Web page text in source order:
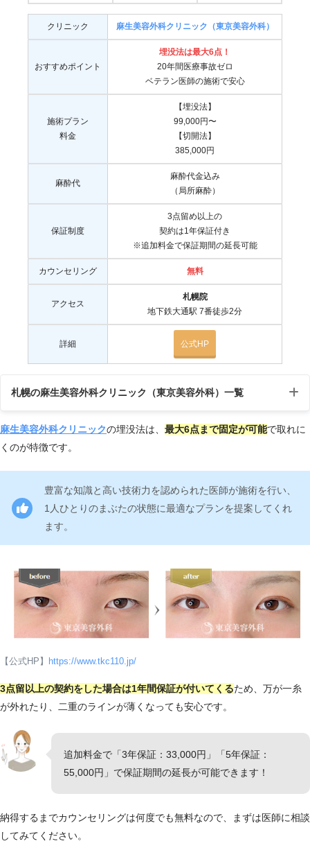
クリニック 麻生美容外科クリニック（東京美容外科）
おすすめポイント
埋没法は最大6点！
20年間医療事故ゼロ
ベテラン医師の施術で安心
施術プラン
料金
【埋没法】
99,000円〜
【切開法】
385,000円
麻酔代
麻酔代金込み
（局所麻酔）
保証制度
3点留め以上の
契約は1年保証付き
※追加料金で保証期間の延長可能
カウンセリング 無料
アクセス
札幌院
地下鉄大通駅 7番徒歩2分
詳細 公式HP
札幌の麻生美容外科クリニック（東京美容外科）一覧
店
舗
アクセ
受付
〒060-0001北海道札幌市中央
区北1条西2-1 札幌時計台ビル2
階
地下鉄
大通駅
10:00
～19:
麻生美容外科クリニックの埋没法は、 最大6点まで固定が可能で取れに
くのが特徴です。
豊富な知識と高い技術力を認められた医師が施術を行い、
1人ひとりのまぶたの状態に最適なプランを提案してくれ
ます。
【公式HP】 https://www.tkc110.jp/
3点留以上の契約をした場合は1年間保証が付いてくるため、万が一糸
が外れたり、二重のラインが薄くなっても安心です。
追加料金で「3年保証：33,000円」「5年保証：
55,000円」で保証期間の延長が可能できます！
納得するまでカウンセリングは何度でも無料なので、まずは医師に相談
してみてください。